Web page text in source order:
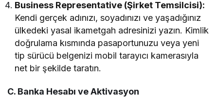
Business Representative (Şirket Temsilcisi):
Kendi gerçek adınızı, soyadınızı ve yaşadığınız
ülkedeki yasal ikametgah adresinizi yazın. Kimlik
doğrulama kısmında pasaportunuzu veya yeni
tip sürücü belgenizi mobil tarayıcı kamerasıyla
net bir şekilde taratın.
C. Banka Hesabı ve Aktivasyon